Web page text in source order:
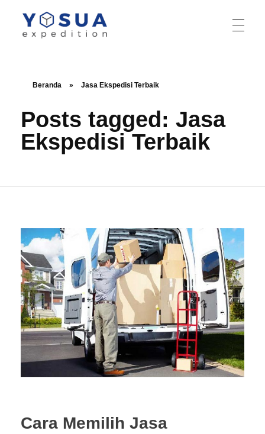
Beranda » Jasa Ekspedisi Terbaik
Posts tagged: Jasa
Ekspedisi Terbaik
Cara Memilih Jasa